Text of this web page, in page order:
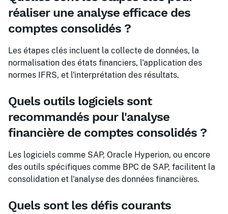
réaliser une analyse efficace des
comptes consolidés ?
Les étapes clés incluent la collecte de données, la
normalisation des états financiers, l'application des
normes IFRS, et l'interprétation des résultats.
Quels outils logiciels sont
recommandés pour l'analyse
financière de comptes consolidés ?
Les logiciels comme SAP, Oracle Hyperion, ou encore
des outils spécifiques comme BPC de SAP, facilitent la
consolidation et l'analyse des données financières.
Quels sont les défis courants